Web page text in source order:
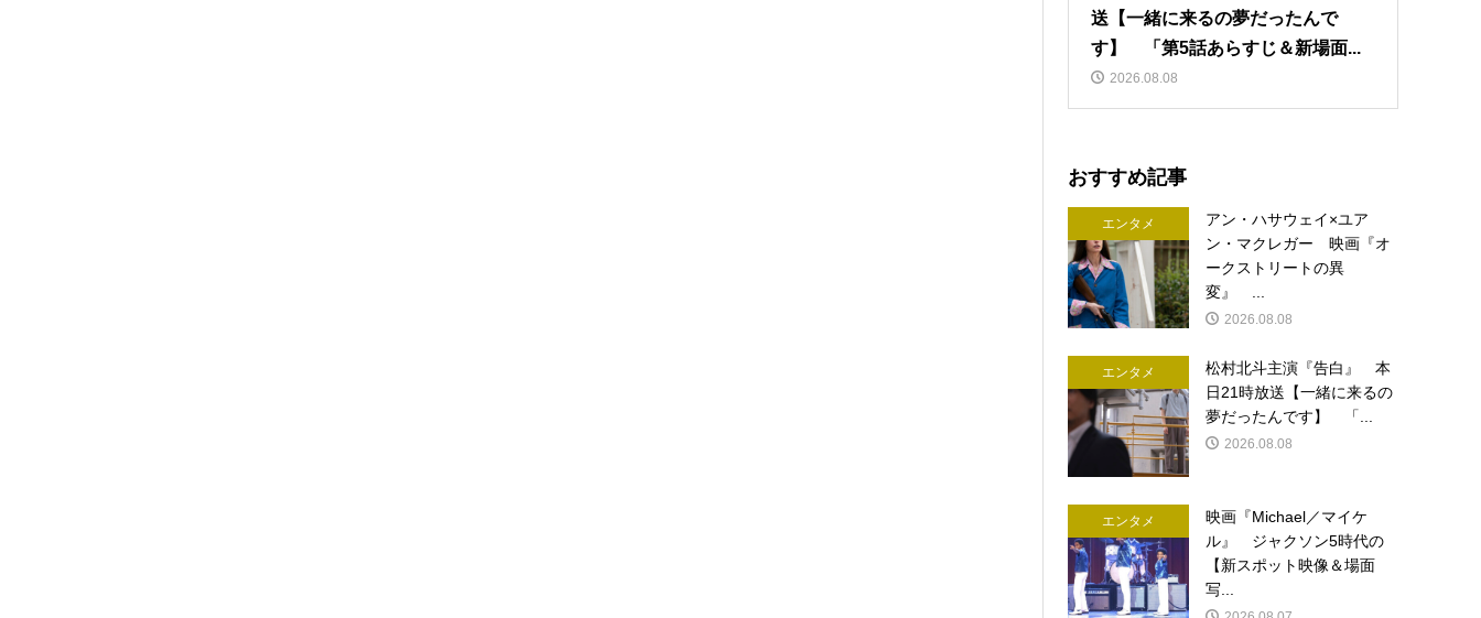
送【一緒に来るの夢だったんで
す】 「第5話あらすじ＆新場面...
2026.08.08
おすすめ記事
エンタメ
アン・ハサウェイ×ユア
ン・マクレガー 映画『オ
ークストリートの異
変』 ...
2026.08.08
エンタメ
松村北斗主演『告白』 本
日21時放送【一緒に来るの
夢だったんです】 「...
2026.08.08
エンタメ
映画『Michael／マイケ
ル』 ジャクソン5時代の
【新スポット映像＆場面
写...